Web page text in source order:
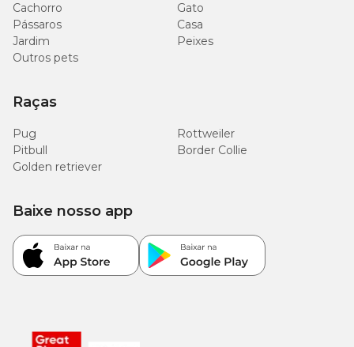
Cachorro
Gato
Pássaros
Casa
Jardim
Peixes
Outros pets
Raças
Pug
Rottweiler
Pitbull
Border Collie
Golden retriever
Baixe nosso app